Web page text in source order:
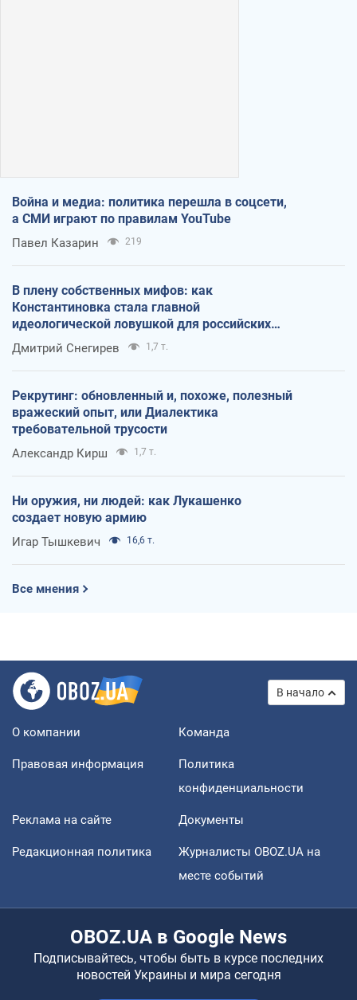
Война и медиа: политика перешла в соцсети,
а СМИ играют по правилам YouTube
Павел Казарин 219
В плену собственных мифов: как
Константиновка стала главной
идеологической ловушкой для российских
оккупантов
Дмитрий Снегирев 1,7 т.
Рекрутинг: обновленный и, похоже, полезный
вражеский опыт, или Диалектика
требовательной трусости
Александр Кирш 1,7 т.
Ни оружия, ни людей: как Лукашенко
создает новую армию
Игар Тышкевич 16,6 т.
Все мнения
В начало
О компании Команда
Правовая информация
Политика
конфиденциальности
Реклама на сайте Документы
Редакционная политика
Журналисты OBOZ.UA на
месте событий
OBOZ.UA в Google News
Подписывайтесь, чтобы быть в курсе последних
новостей Украины и мира сегодня